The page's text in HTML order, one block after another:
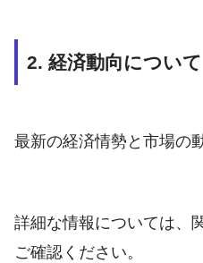
2. 経済動向について
最新の経済情勢と市場の
詳細な情報については、
ご確認ください。